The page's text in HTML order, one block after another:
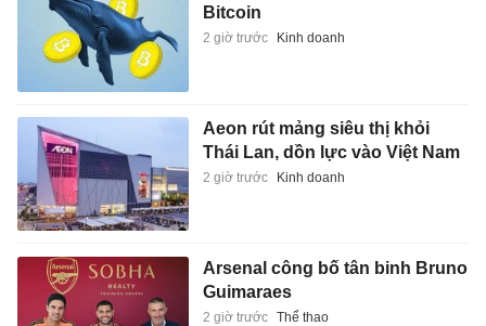
Bitcoin
2 giờ trước Kinh doanh
Aeon rút mảng siêu thị khỏi
Thái Lan, dồn lực vào Việt Nam
2 giờ trước Kinh doanh
Arsenal công bố tân binh Bruno
Guimaraes
2 giờ trước Thể thao